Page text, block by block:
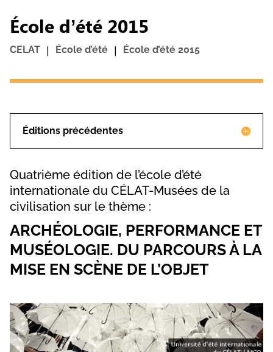
École d’été 2015
CELAT | École d’été | École d’été 2015
Éditions précédentes
Quatrième édition de l’école d’été
internationale du CÉLAT-Musées de la
civilisation sur le thème :
ARCHÉOLOGIE, PERFORMANCE ET
MUSÉOLOGIE. DU PARCOURS À LA
MISE EN SCÈNE DE L’OBJET